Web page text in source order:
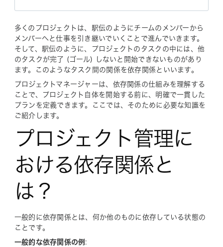
多くのプロジェクトは、駅伝のようにチームのメンバーから
メンバーへと仕事を引き継いでいくことで進んでいきます。
そして、駅伝のように、プロジェクトのタスクの中には、他
のタスクが完了 (ゴール) しないと開始できないものがあり
ます。このようなタスク間の関係を依存関係といいます。
プロジェクトマネージャーは、依存関係の仕組みを理解する
ことで、プロジェクト自体を開始する前に、明確で一貫した
プランを定義できます。ここでは、そのために必要な知識を
ご紹介します。
プロジェクト管理に
おける依存関係と
は？
一般的に依存関係とは、何か他のものに依存している状態の
ことです。
一般的な依存関係の例 :